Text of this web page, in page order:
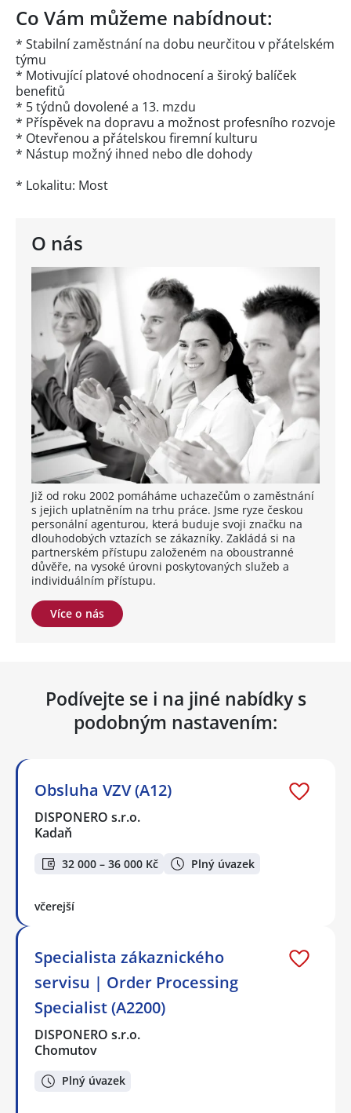
O nás
Již od roku 2002 pomáháme uchazečům o zaměstnání
s jejich uplatněním na trhu práce. Jsme ryze českou
personální agenturou, která buduje svoji značku na
dlouhodobých vztazích se zákazníky. Zakládá si na
partnerském přístupu založeném na oboustranné
důvěře, na vysoké úrovni poskytovaných služeb a
individuálním přístupu.
Více o nás
Co Vám můžeme nabídnout:
* Stabilní zaměstnání na dobu neurčitou v přátelském
týmu
* Motivující platové ohodnocení a široký balíček
benefitů
* 5 týdnů dovolené a 13. mzdu
* Příspěvek na dopravu a možnost profesního rozvoje
* Otevřenou a přátelskou firemní kulturu
* Nástup možný ihned nebo dle dohody
* Lokalitu: Most
Podívejte se i na jiné nabídky s
podobným nastavením:
Obsluha VZV (A12)
DISPONERO s.r.o.
Kadaň
32 000 – 36 000 Kč Plný úvazek
včerejší
Specialista zákaznického
servisu | Order Processing
Specialist (A2200)
DISPONERO s.r.o.
Chomutov
Plný úvazek